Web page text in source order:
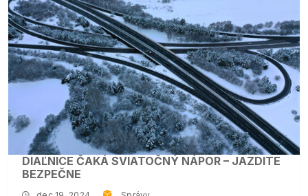
DIAĽNICE ČAKÁ SVIATOČNÝ NÁPOR – JAZDITE
BEZPEČNE